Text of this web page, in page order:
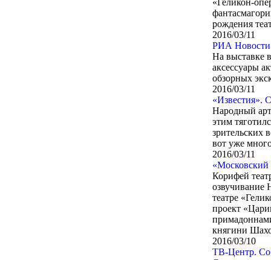
«Геликон-
рождения
2016/03/11
РИА
На выставке
аксессуары
обзорных
2016/03/11
«Известия».
Народный
этим
зрительских
вот уже
2016/03/11
«Московский
Корифей
озвучивание
театре
проект
княгини
2016/03/10
ТВ-Центр.